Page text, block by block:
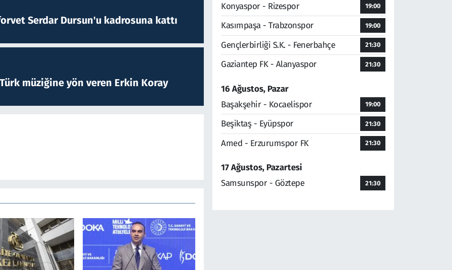
Serdar Dursun'u kadrosuna kattı
müziğine yön veren Erkin Koray
Konyaspor - Rizespor
19:00
Kasımpaşa - Trabzonspor 19:00
Gençlerbirliği S.K. - Fenerbahçe 21:30
Gaziantep FK - Alanyaspor 21:30
16 Ağustos, Pazar
Başakşehir - Kocaelispor
19:00
Beşiktaş - Eyüpspor 21:30
Amed - Erzurumspor FK 21:30
17 Ağustos, Pazartesi
Samsunspor - Göztepe
21:30